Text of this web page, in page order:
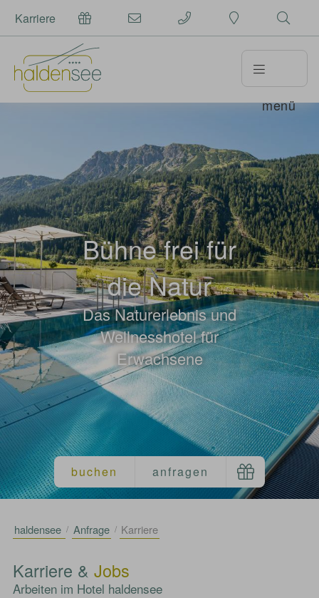
Karriere
menü
Bühne frei für
die Natur
Das Naturerlebnis und
Wellnesshotel für
Erwachsene
haldensee Anfrage Karriere
Karriere &Jobs
Arbeiten im Hotel haldensee